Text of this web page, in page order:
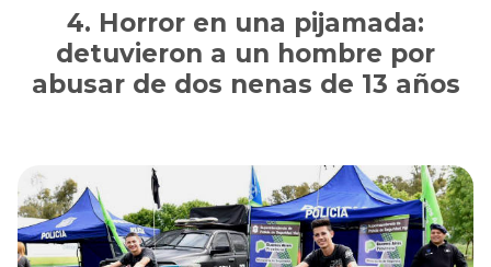
Horror en una pijamada:
detuvieron a un hombre por
abusar de dos nenas de 13 años